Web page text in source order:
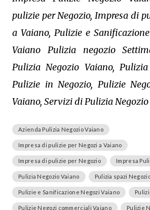
pulizie per Negozio, Impresa di
a Vaiano, Pulizie e
Vaiano Pulizia negozio
Pulizia Negozio Vaiano,
Pulizie in Negozio, Pulizie
Vaiano, Servizi di Pulizia
Azienda Pulizia Negozio Vaiano
Impresa di pulizie per Negozi a Vaiano
Impresa di pulizie per Negozio Impresa
Pulizia Negozio Vaiano Pulizia spazi
Pulizie e Sanificazione Negozi Vaiano
Pulizie Negozi commerciali Vaiano Pulizie